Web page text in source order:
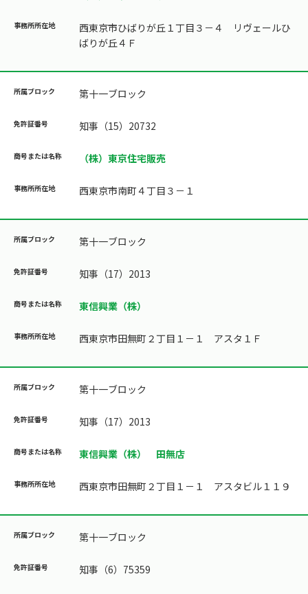
西東京市ひばりが丘１丁目３－４ リヴェールひ
ばりが丘４Ｆ
第十一ブロック
知事（15）20732
（株）東京住宅販売
西東京市南町４丁目３－１
第十一ブロック
知事（17）2013
東信興業（株）
西東京市田無町２丁目１－１ アスタ１Ｆ
第十一ブロック
知事（17）2013
東信興業（株） 田無店
西東京市田無町２丁目１－１ アスタビル１１９
第十一ブロック
知事（6）75359